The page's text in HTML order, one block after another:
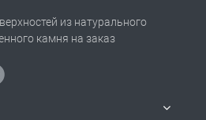
из натурального
камня на заказ